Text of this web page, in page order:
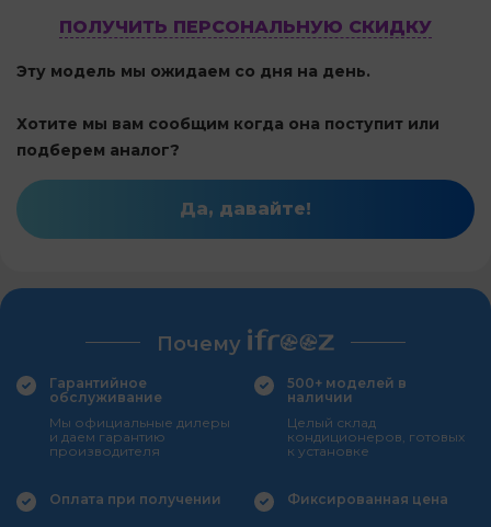
ПОЛУЧИТЬ ПЕРСОНАЛЬНУЮ СКИДКУ
Эту модель мы ожидаем со дня на день.
Хотите мы вам сообщим когда она поступит или
подберем аналог?
Да, давайте!
Почему
Гарантийное
обслуживание
Мы официальные дилеры
и даем гарантию
производителя
500+ моделей в
наличии
Целый склад
кондиционеров, готовых
к установке
Оплата при получении Фиксированная цена